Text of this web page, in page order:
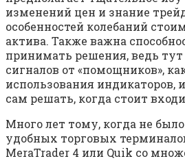
изменений цен и знание
особенностей колебаний
актива. Также важна
принимать решения, ведь
сигналов от «помощников»,
использования индикаторов,
сам решать, когда стоит
Много лет тому, когда не
удобных торговых
MeraTrader 4 или Quik со